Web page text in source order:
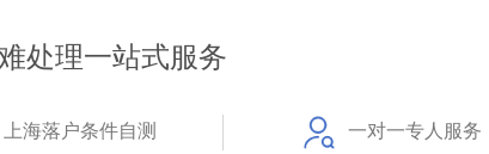
处理一站式服务
上海落户条件自测 一对一专人服务